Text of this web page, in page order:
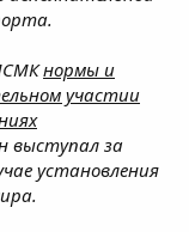
нормы и
участии
выступал за
установления